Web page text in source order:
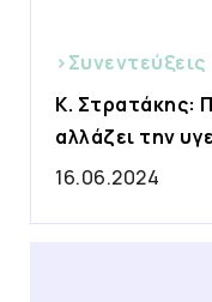
>Συνεντεύξεις
Κ. Στρατάκης:
αλλάζει την
16.06.2024